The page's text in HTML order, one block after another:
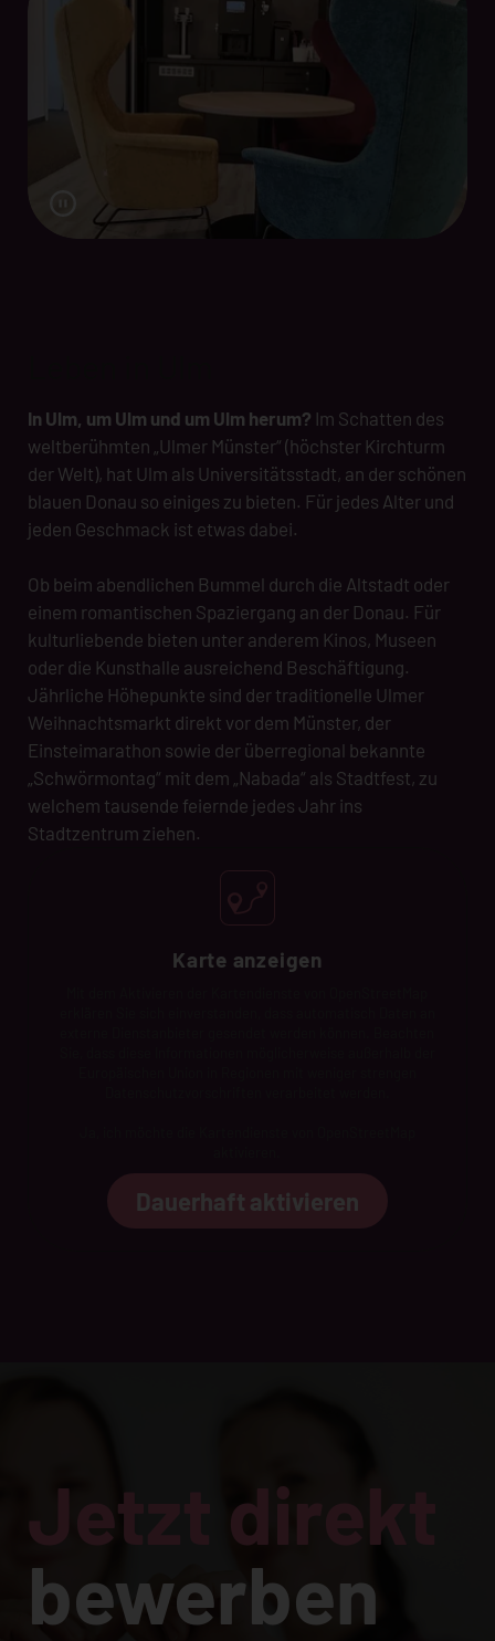
In Ulm, um Ulm und um Ulm herum? Im Schatten des
weltberühmten „Ulmer Münster“ (höchster Kirchturm
der Welt), hat Ulm als Universitätsstadt, an der schönen
blauen Donau so einiges zu bieten. Für jedes Alter und
jeden Geschmack ist etwas dabei.
Ob beim abendlichen Bummel durch die Altstadt oder
einem romantischen Spaziergang an der Donau. Für
kulturliebende bieten unter anderem Kinos, Museen
oder die Kunsthalle ausreichend Beschäftigung.
Jährliche Höhepunkte sind der traditionelle Ulmer
Weihnachtsmarkt direkt vor dem Münster, der
Einsteimarathon sowie der überregional bekannte
„Schwörmontag“ mit dem „Nabada“ als Stadtfest, zu
welchem tausende feiernde jedes Jahr ins
Stadtzentrum ziehen.
Karte anzeigen
Dauerhaft aktivieren
Jetzt direkt
bewerben